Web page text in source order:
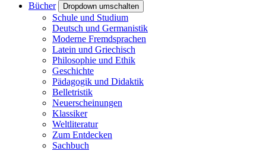
Bücher
Dropdown umschalten
Schule und Studium
Deutsch und Germanistik
Moderne Fremdsprachen
Latein und Griechisch
Philosophie und Ethik
Geschichte
Pädagogik und Didaktik
Belletristik
Neuerscheinungen
Klassiker
Weltliteratur
Zum Entdecken
Sachbuch